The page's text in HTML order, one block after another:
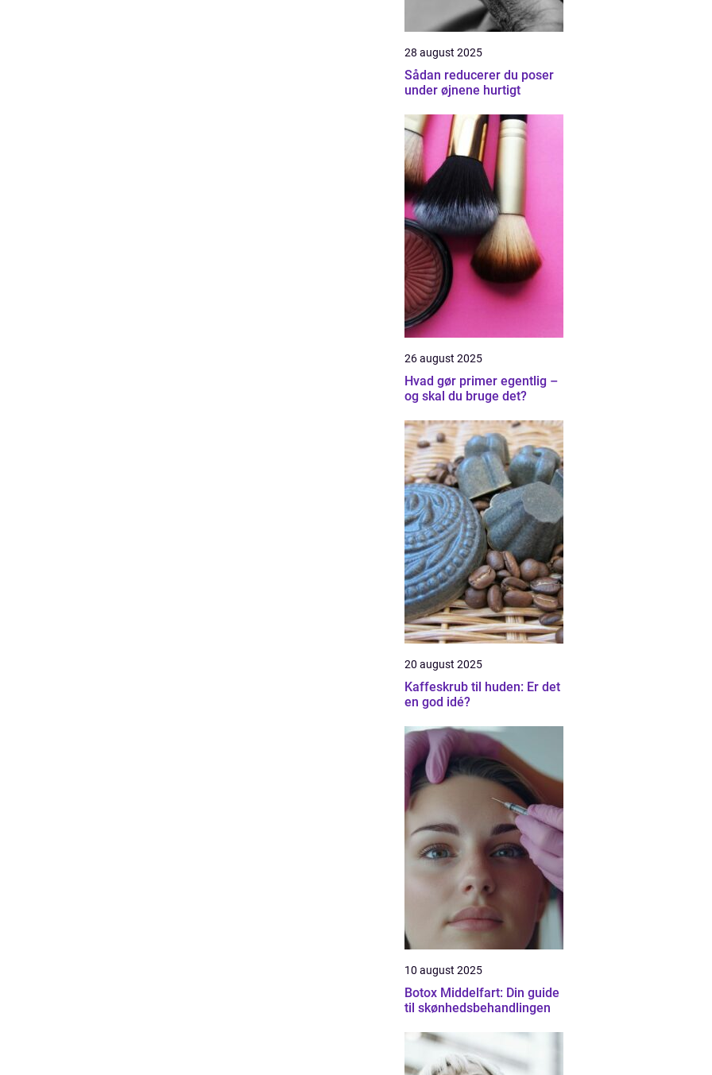
28 august 2025
Sådan reducerer du poser
under øjnene hurtigt
26 august 2025
Hvad gør primer egentlig –
og skal du bruge det?
20 august 2025
Kaffeskrub til huden: Er det
en god idé?
10 august 2025
Botox Middelfart: Din guide
til skønhedsbehandlingen